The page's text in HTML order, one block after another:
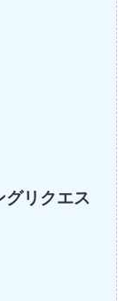
グリクエス